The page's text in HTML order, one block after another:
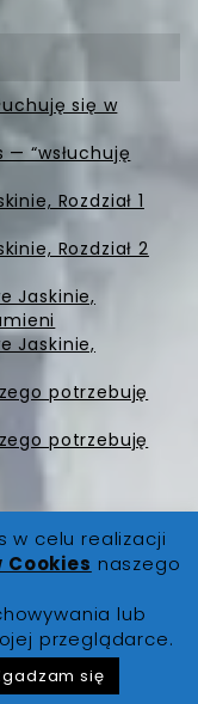
się w
“wsłuchuję
Rozdział 1
Rozdział 2
Jaskinie,
Jaskinie,
potrzebuję
potrzebuję
zastrzeżone |
|Polityka
w celu realizacji
Cookies naszego
lub
przeglądarce.
się